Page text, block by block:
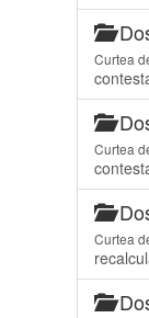
Curtea
Curtea
Curtea